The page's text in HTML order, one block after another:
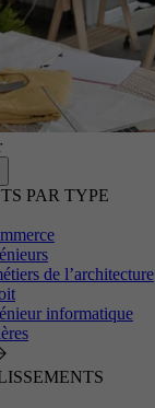
PAR TYPE
de l’architecture
informatique